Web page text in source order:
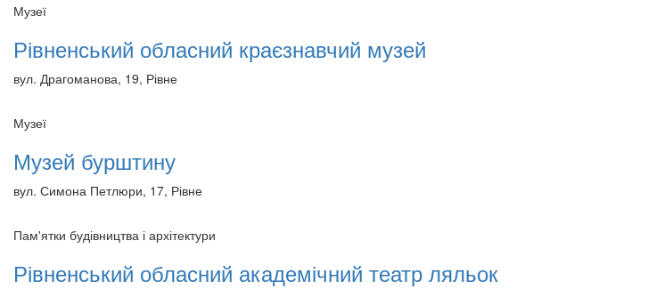
Музеї
Рівненський обласний краєзнавчий музей
вул. Драгоманова, 19, Рівне
Музеї
Музей бурштину
вул. Симона Петлюри, 17, Рівне
Пам'ятки будівництва і архітектури
Рівненський обласний академічний театр ляльок